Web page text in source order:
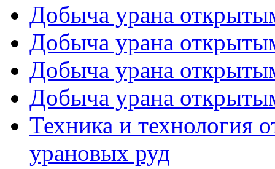
Добыча урана
Добыча урана
Добыча урана
Добыча урана
Техника и технология
урановых руд